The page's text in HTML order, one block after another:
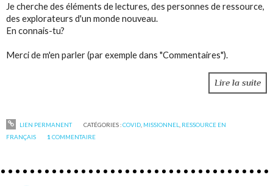
Je cherche des éléments de lectures, des personnes de ressource,
des explorateurs d'un monde nouveau.
En connais-tu?
Merci de m'en parler (par exemple dans "Commentaires").
Lire la suite
LIEN PERMANENT CATÉGORIES :COVID, MISSIONNEL
RESSOURCE EN
FRANÇAIS
1 COMMENTAIRE